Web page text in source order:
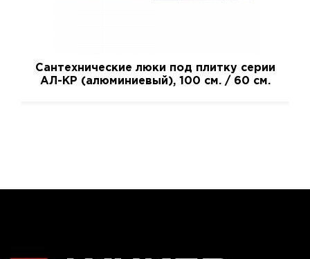
Сантехнические люки под плитку серии
АЛ-КР (алюминиевый), 100 см. / 60 см.